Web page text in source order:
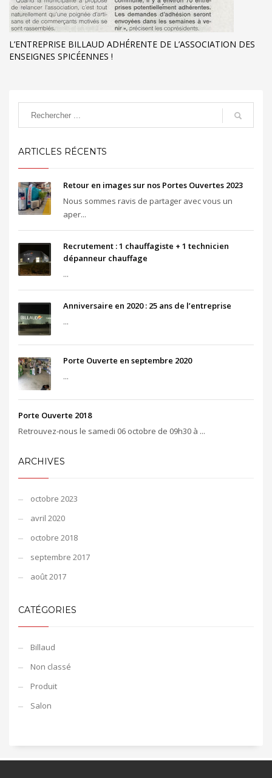
L’ENTREPRISE BILLAUD ADHÉRENTE DE L’ASSOCIATION DES
ENSEIGNES SPICÉENNES !
ARTICLES RÉCENTS
Retour en images sur nos Portes Ouvertes 2023
Nous sommes ravis de partager avec vous un
aper...
Recrutement : 1 chauffagiste + 1 technicien
dépanneur chauffage
...
Anniversaire en 2020 : 25 ans de l’entreprise
...
Porte Ouverte en septembre 2020
...
Porte Ouverte 2018
Retrouvez-nous le samedi 06 octobre de 09h30 à ...
ARCHIVES
octobre 2023
avril 2020
octobre 2018
septembre 2017
août 2017
CATÉGORIES
Billaud
Non classé
Produit
Salon